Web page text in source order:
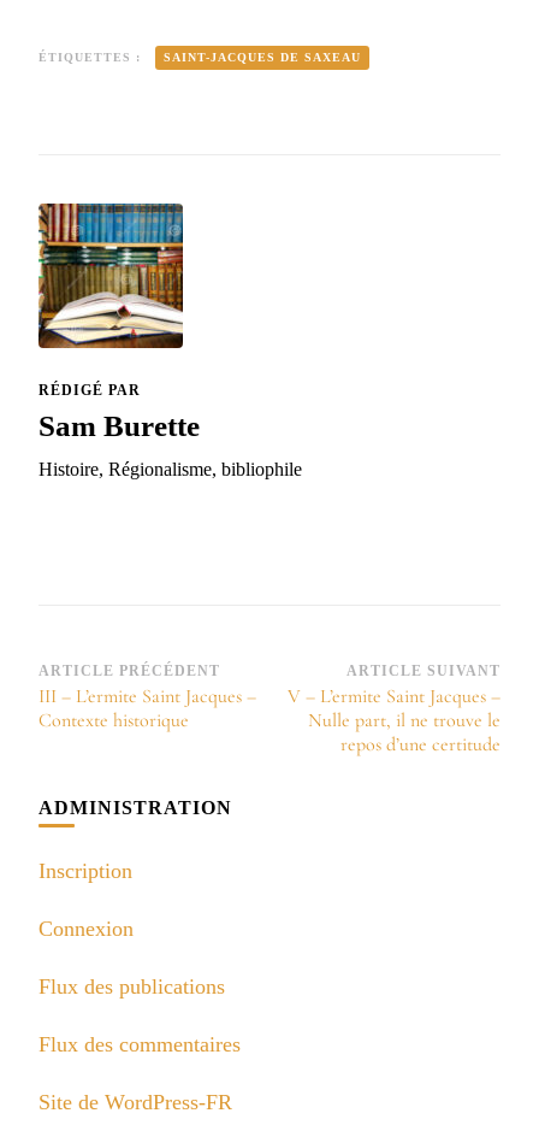
ÉTIQUETTES : SAINT-JACQUES DE SAXEAU
RÉDIGÉ PAR
Sam Burette
Histoire, Régionalisme, bibliophile
Navigation
d’article
ARTICLE PRÉCÉDENT
III – L’ermite Saint Jacques –
Contexte historique
ARTICLE SUIVANT
V – L’ermite Saint Jacques –
Nulle part, il ne trouve le
repos d’une certitude
ADMINISTRATION
Inscription
Connexion
Flux des publications
Flux des commentaires
Site de WordPress-FR